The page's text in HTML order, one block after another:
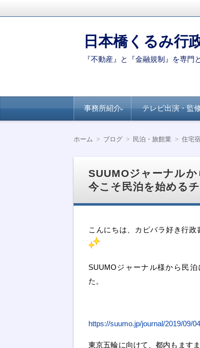
日本橋くるみ行
『不動産』と『金融規制』を専
ン
事務所紹介
掲載
住宅新聞－自
別のポイント
リタス『達人
授』シリーズ
住宅新聞ー賃
営に役立つ民
テレビ出演・監
ホーム ブログ 民泊・旅館業 住宅
SUUMOジャーナル
今こそ民泊を始める
こんにちは、カピバラ好き行政
SUUMOジャーナル様から民
た。
https://suumo.jp/journal/2019/09/
東京五輪に向けて、都内もます